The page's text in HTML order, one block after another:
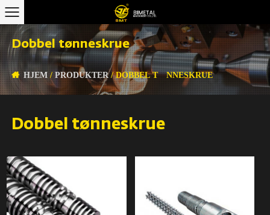
Dobbel tønneskrue
HJEM /PRODUKTER/DOBBEL TØNNESKRUE
Dobbel tønneskrue